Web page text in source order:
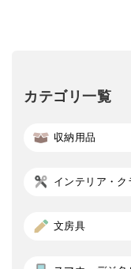
カテゴリ一覧
収納用品
インテリア・ク
文房具